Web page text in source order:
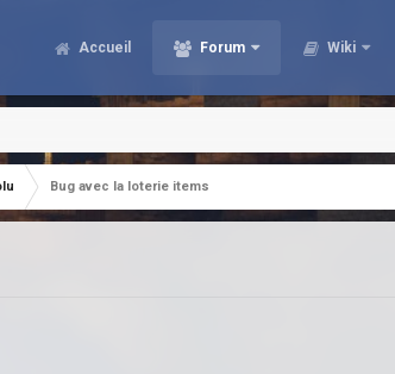
Accueil Forum Wiki
Bug avec la loterie items